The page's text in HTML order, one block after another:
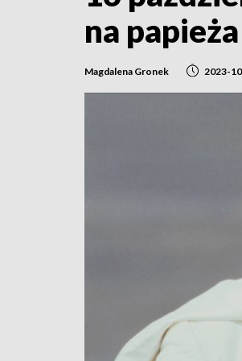
na papieża
Magdalena Gronek 2023-